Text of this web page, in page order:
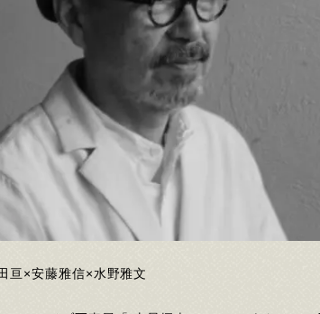
亘×安藤雅信×⽔野雅⽂